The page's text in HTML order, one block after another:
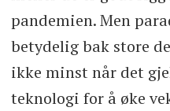
pandemien. Men
betydelig bak store
ikke minst når det
teknologi for å øke